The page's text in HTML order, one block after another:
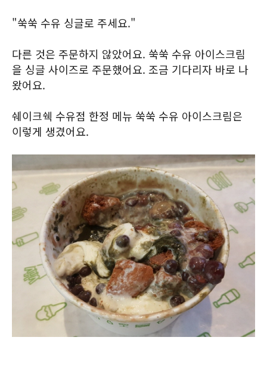
"쑥쑥 수유 싱글로 주세요."
다른 것은 주문하지 않았어요. 쑥쑥 수유 아이스크림
을 싱글 사이즈로 주문했어요. 조금 기다리자 바로 나
왔어요.
쉐이크쉑 수유점 한정 메뉴 쑥쑥 수유 아이스크림은
이렇게 생겼어요.